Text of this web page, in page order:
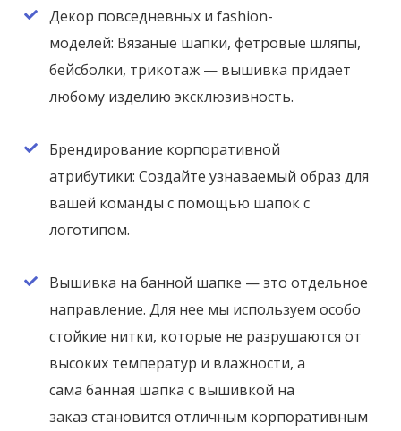
Декор повседневных и fashion-
моделей: Вязаные шапки, фетровые шляпы,
бейсболки, трикотаж — вышивка придает
любому изделию эксклюзивность.
Брендирование корпоративной
атрибутики: Создайте узнаваемый образ для
вашей команды с помощью шапок с
логотипом.
Вышивка на банной шапке — это отдельное
направление. Для нее мы используем особо
стойкие нитки, которые не разрушаются от
высоких температур и влажности, а
сама банная шапка с вышивкой на
заказ становится отличным корпоративным